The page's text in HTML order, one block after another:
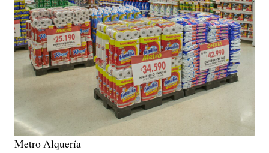
Metro Alquería